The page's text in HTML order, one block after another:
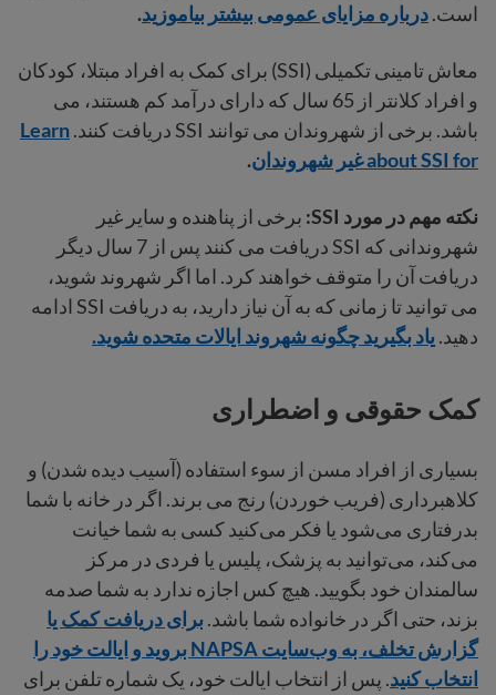
است.درباره مزایای عمومی بیشتر بیاموزید.
معاش تامینی تکمیلی (SSI) برای کمک به افراد مبتلا، کودکان
و افراد کلانتر از 65 سال که دارای درآمد کم هستند، می
باشد. برخی از شهروندان می توانند SSI دریافت کنند.
Learn
about SSI for غیر شهروندان
.
نکته مهم در مورد SSI:
برخی از پناهنده و سایر غیر
شهروندانی که SSI دریافت می کنند پس از 7 سال دیگر
دریافت آن را متوقف خواهند کرد. اما اگر شهروند شوید،
می توانید تا زمانی که به آن نیاز دارید، به دریافت SSI ادامه
دهید. یاد بگیرید چگونه شهروند ایالات متحده شوید.
کمک حقوقی و اضطراری
بسیاری از افراد مسن از سوء استفاده (آسیب دیده شدن) و
کلاهبرداری (فریب خوردن) رنج می برند. اگر در خانه با شما
بدرفتاری می‌شود یا فکر می‌کنید کسی به شما خیانت
می‌کند، می‌توانید به پزشک، پلیس یا فردی در مرکز
سالمندان خود بگویید. هیچ کس اجازه ندارد به شما صدمه
بزند، حتی اگر در خانواده شما باشد. برای دریافت کمک یا
گزارش تخلف، به وب‌سایت NAPSA بروید و ایالت خود را
انتخاب کنید. پس از انتخاب ایالت خود، یک شماره تلفن برای